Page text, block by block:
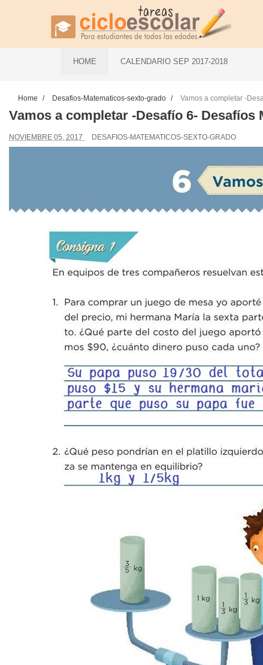
HOME CALENDARIO SEP 2017-2018
Home / Desafios-Matematicos-sexto-grado / Vamos a completar -
Vamos a completar -Desafío 6-
NOVIEMBRE 05, 2017 DESAFIOS-MATEMATICOS-SEXTO-GRADO